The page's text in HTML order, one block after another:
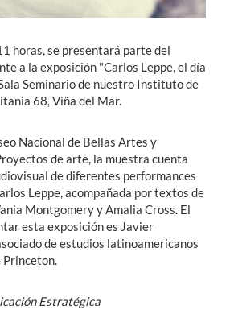
horas, se presentará parte del
a la exposición "Carlos Leppe, el día
Seminario de nuestro Instituto de
68, Viña del Mar.
Nacional de Bellas Artes y
de arte, la muestra cuenta
de diferentes performances
Leppe, acompañada por textos de
Montgomery y Amalia Cross. El
esta exposición es Javier
de estudios latinoamericanos
Estratégica